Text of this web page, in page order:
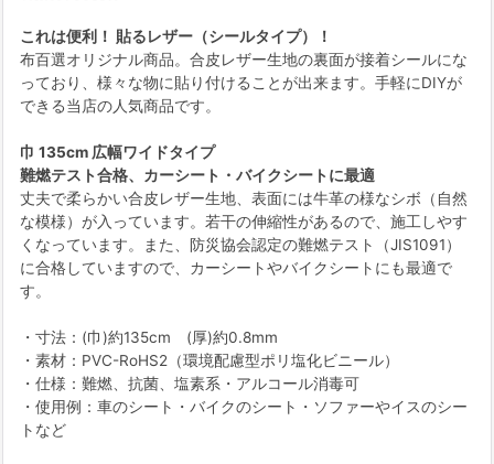
これは便利！ 貼るレザー（シールタイプ）！
布百選オリジナル商品。合皮レザー生地の裏面が接着シールにな
っており、様々な物に貼り付けることが出来ます。手軽にDIYが
できる当店の人気商品です。
巾 135cm 広幅ワイドタイプ
難燃テスト合格、カーシート・バイクシートに最適
丈夫で柔らかい合皮レザー生地、表面には牛革の様なシボ（自然
な模様）が入っています。若干の伸縮性があるので、施工しやす
くなっています。また、防災協会認定の難燃テスト（JIS1091）
に合格していますので、カーシートやバイクシートにも最適で
す。
・寸法：(巾)約135cm (厚)約0.8mm
・素材：PVC-RoHS2（環境配慮型ポリ塩化ビニール）
・仕様：難燃、抗菌、塩素系・アルコール消毒可
・使用例：車のシート・バイクのシート・ソファーやイスのシー
トなど